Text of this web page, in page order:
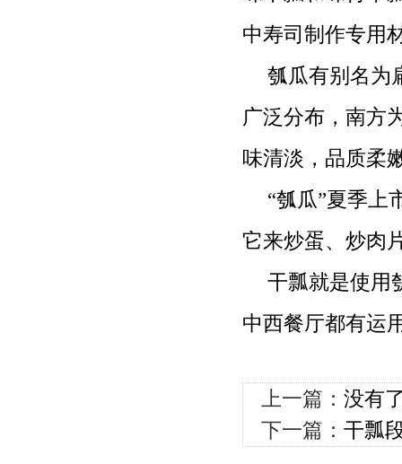
中寿司制作专用
瓠瓜有别名为
广泛分布，南方
味清淡，品质柔
“瓠瓜”夏季上
它来炒蛋、炒肉
干瓢就是使用
中西餐厅都有运
上一篇： 没有
下一篇： 干瓢